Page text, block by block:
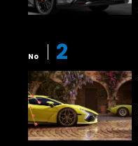
No 2